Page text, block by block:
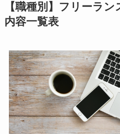
【職種別】フリーラ
内容一覧表